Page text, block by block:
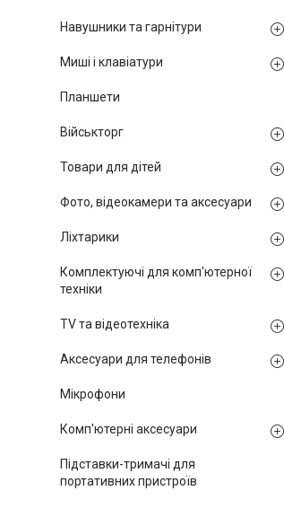
Навушники та гарнітури
Миші і клавіатури
Планшети
Військторг
Товари для дітей
Фото, відеокамери та аксесуари
Ліхтарики
Комплектуючі для комп'ютерної
техніки
TV та відеотехніка
Аксесуари для телефонів
Мікрофони
Комп'ютерні аксесуари
Підставки-тримачі для
портативних пристроїв